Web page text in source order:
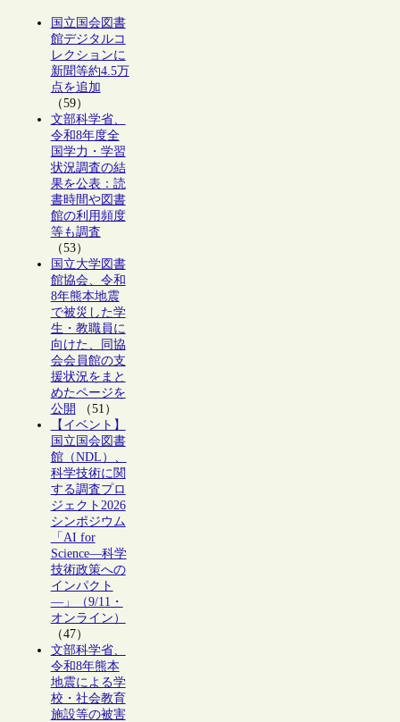
国立国会図書
館デジタルコ
レクションに
新聞等約4.5万
点を追加
（59）
文部科学省、
令和8年度全
国学力・学習
状況調査の結
果を公表：読
書時間や図書
館の利用頻度
等も調査
（53）
国立大学図書
館協会、令和
8年熊本地震
で被災した学
生・教職員に
向けた、同協
会会員館の支
援状況をまと
めたページを
公開
（51）
【イベント】
国立国会図書
館（NDL）、
科学技術に関
する調査プロ
ジェクト2026
シンポジウム
「AI for
Science―科学
技術政策への
インパクト
―」（9/11・
オンライン）
（47）
文部科学省、
令和8年熊本
地震による学
校・社会教育
施設等の被害